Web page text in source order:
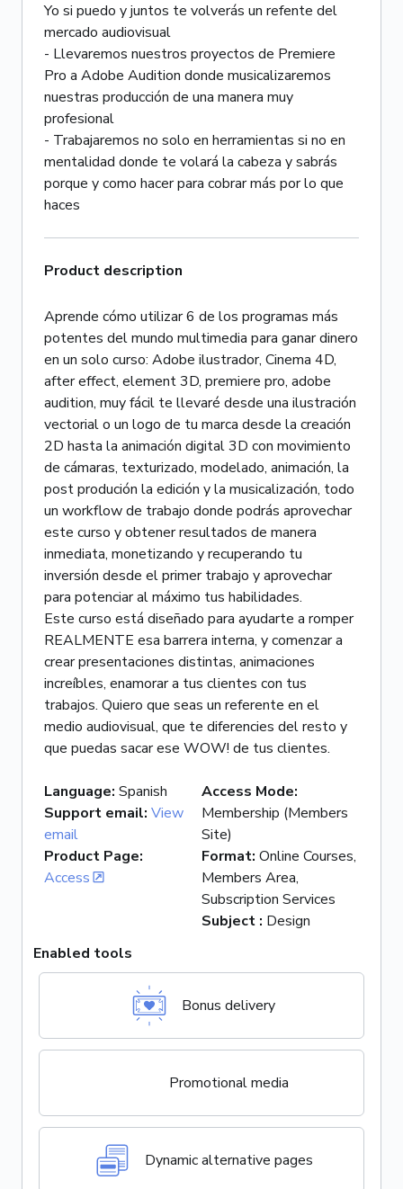
Yo si puedo y juntos te volverás un refente del
mercado audiovisual
- Llevaremos nuestros proyectos de Premiere
Pro a Adobe Audition donde musicalizaremos
nuestras producción de una manera muy
profesional
- Trabajaremos no solo en herramientas si no en
mentalidad donde te volará la cabeza y sabrás
porque y como hacer para cobrar más por lo que
haces
Product description
Aprende cómo utilizar 6 de los programas más
potentes del mundo multimedia para ganar dinero
en un solo curso: Adobe ilustrador, Cinema 4D,
after effect, element 3D, premiere pro, adobe
audition, muy fácil te llevaré desde una ilustración
vectorial o un logo de tu marca desde la creación
2D hasta la animación digital 3D con movimiento
de cámaras, texturizado, modelado, animación, la
post produción la edición y la musicalización, todo
un workflow de trabajo donde podrás aprovechar
este curso y obtener resultados de manera
inmediata, monetizando y recuperando tu
inversión desde el primer trabajo y aprovechar
para potenciar al máximo tus habilidades.
Este curso está diseñado para ayudarte a romper
REALMENTE esa barrera interna, y comenzar a
crear presentaciones distintas, animaciones
increíbles, enamorar a tus clientes con tus
trabajos. Quiero que seas un referente en el
medio audiovisual, que te diferencies del resto y
que puedas sacar ese WOW! de tus clientes.
Language: Spanish
Support email: View
email
Product Page:
Access
Access Mode:
Membership (Members
Site)
Format: Online Courses,
Members Area,
Subscription Services
Subject : Design
Enabled tools
Bonus delivery
Promotional media
Dynamic alternative pages